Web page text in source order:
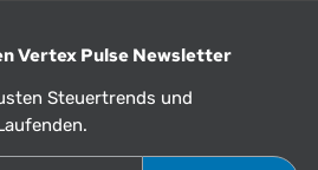
Vertex Pulse Newsletter
Steuertrends und